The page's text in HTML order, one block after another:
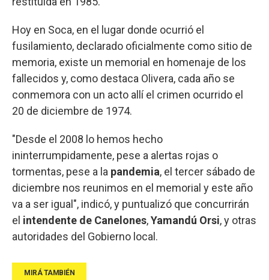
Hoy en Soca, en el lugar donde ocurrió el
fusilamiento, declarado oficialmente como sitio de
memoria, existe un memorial en homenaje de los
fallecidos y, como destaca Olivera, cada año se
conmemora con un acto allí el crimen ocurrido el
20 de diciembre de 1974.
"Desde el 2008 lo hemos hecho
ininterrumpidamente, pese a alertas rojas o
tormentas, pese a la pandemia, el tercer sábado de
diciembre nos reunimos en el memorial y este año
va a ser igual", indicó, y puntualizó que concurrirán
el intendente de Canelones,Yamandú Orsi, y otras
autoridades del Gobierno local.